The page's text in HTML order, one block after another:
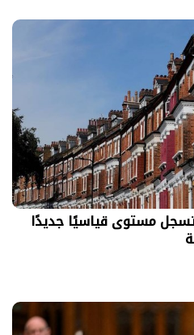
تسجل مستوى قياسيًا جديدًا